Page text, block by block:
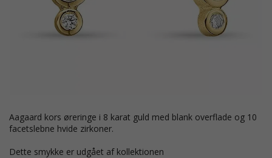
Aagaard kors øreringe i 8 karat guld med blank overflade og 10
facetslebne hvide zirkoner.
Dette smykke er udgået af kollektionen